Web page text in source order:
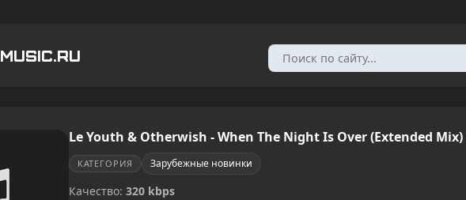
Le Youth & Otherwish - When The Night Is Over (Extended Mix)
КАТЕГОРИЯ Зарубежные новинки
Качество: 320 kbps